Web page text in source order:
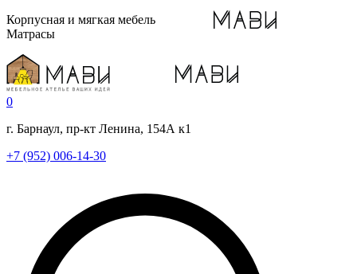
Корпусная и мягкая мебель
Матрасы
0
г. Барнаул, пр-кт Ленина, 154А к1
+7 (952) 006-14-30